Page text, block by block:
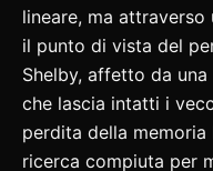
lineare, ma attraverso
il punto di vista del
Shelby, affetto da
che lascia intatti i
perdita della
ricerca compiuta per